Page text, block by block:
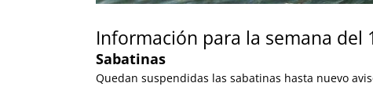
Información para la semana del
Sabatinas
Quedan suspendidas las sabatinas hasta nuevo